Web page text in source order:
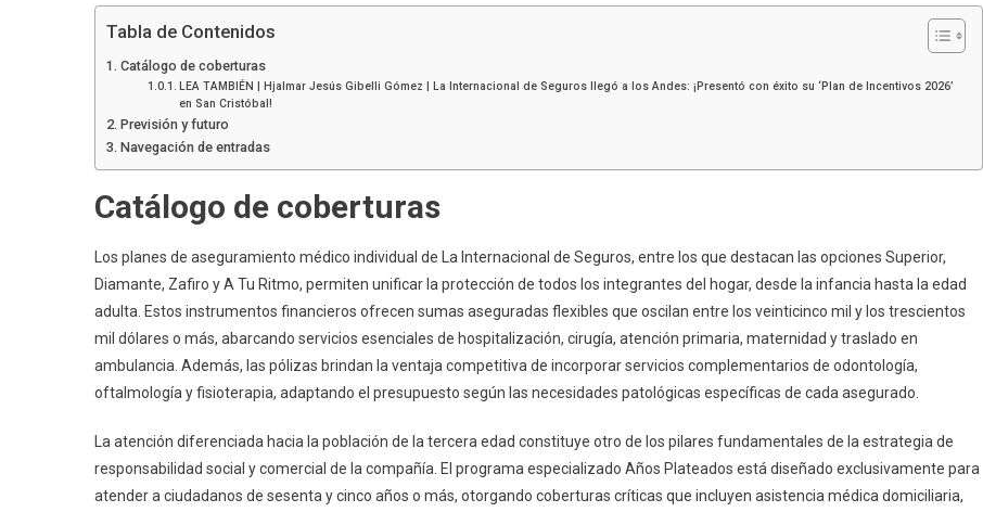
Tabla de Contenidos
Catálogo de coberturas
LEA TAMBIÉN | Hjalmar Jesús Gibelli Gómez | La Internacional de Seguros llegó a los Andes: ¡Presentó con éxito su ‘Plan de Incentivos 2026’
en San Cristóbal!
Previsión y futuro
Navegación de entradas
Catálogo de coberturas
Los planes de aseguramiento médico individual de La Internacional de Seguros, entre los que destacan las opciones Superior,
Diamante, Zafiro y A Tu Ritmo, permiten unificar la protección de todos los integrantes del hogar, desde la infancia hasta la edad
adulta. Estos instrumentos financieros ofrecen sumas aseguradas flexibles que oscilan entre los veinticinco mil y los trescientos
mil dólares o más, abarcando servicios esenciales de hospitalización, cirugía, atención primaria, maternidad y traslado en
ambulancia. Además, las pólizas brindan la ventaja competitiva de incorporar servicios complementarios de odontología,
oftalmología y fisioterapia, adaptando el presupuesto según las necesidades patológicas específicas de cada asegurado.
La atención diferenciada hacia la población de la tercera edad constituye otro de los pilares fundamentales de la estrategia de
responsabilidad social y comercial de la compañía. El programa especializado Años Plateados está diseñado exclusivamente para
atender a ciudadanos de sesenta y cinco años o más, otorgando coberturas críticas que incluyen asistencia médica domiciliaria,